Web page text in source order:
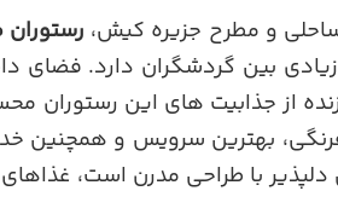
و مطرح جزیره کیش، رستوران
بین گردشگران دارد. فضای
از جذابیت های این رستوران
فرنگی، بهترین سرویس و همچنین
با طراحی مدرن است،